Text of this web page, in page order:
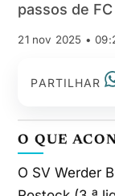
passos de
21 nov 2025 •
PARTILHAR
O QUE
O SV Werder Bremen (Bundesliga) e o Hansa